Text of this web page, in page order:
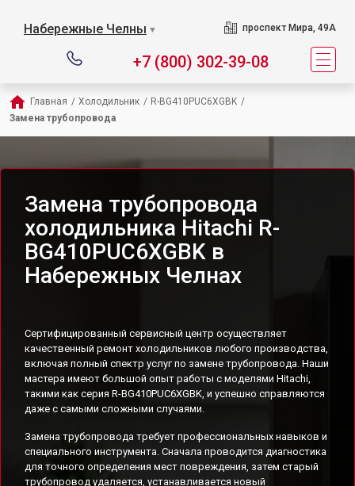
Набережные Челны ▼ проспект Мира, 49А
+7 (800) 302-39-08
Главная / Холодильник / R-BG410PUC6XGBK /
Замена трубопровода
Замена трубопровода
холодильника Hitachi R-
BG410PUC6XGBK в
Набережных Челнах
Сертифицированный сервисный центр осуществляет
качественный ремонт холодильников любого производства,
включая полный спектр услуг по замене трубопровода. Наши
мастера имеют большой опыт работы с моделями Hitachi,
такими как серия R-BG410PUC6XGBK, и успешно справляются
даже с самыми сложными случаями.
Замена трубопровода требует профессиональных навыков и
специального инструмента. Сначала проводится диагностика
для точного определения мест повреждения, затем старый
трубопровод удаляется, устанавливается новый